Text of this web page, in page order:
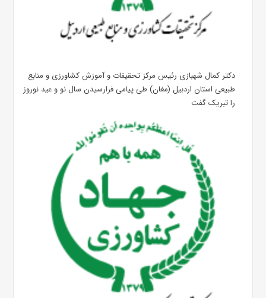
دکتر کمال شهبازی رئیس مرکز تحقیقات و آموزش کشاورزی و منابع
طبیعی استان اردبیل (مغان) طی پیامی فرارسیدن سال نو و عید نوروز
را تبریک گفت